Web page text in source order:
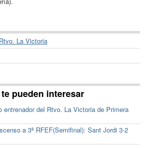
Rtvo. La Victoria
pueden interesar
entrenador del Rtvo. La Victoria de Primera
a 3ª RFEF(Semifinal): Sant Jordi 3-2